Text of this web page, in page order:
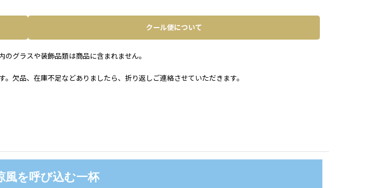
クール便について
グラスや装飾品類は商品に含まれません。
欠品、在庫不足などありましたら、折り返しご連絡させていただきます。
風を呼び込む一杯